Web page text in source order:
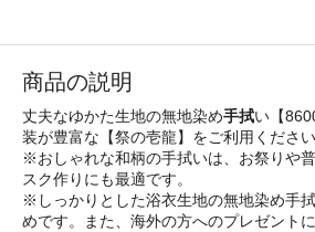
商品の説明
丈夫なゆかた生地の無地染め手拭い【
装が豊富な【祭の壱龍】をご利用ください
※おしゃれな和柄の手拭いは、お祭りや
スク作りにも最適です。
※しっかりとした浴衣生地の無地染め手
めです。また、海外の方へのプレゼントに